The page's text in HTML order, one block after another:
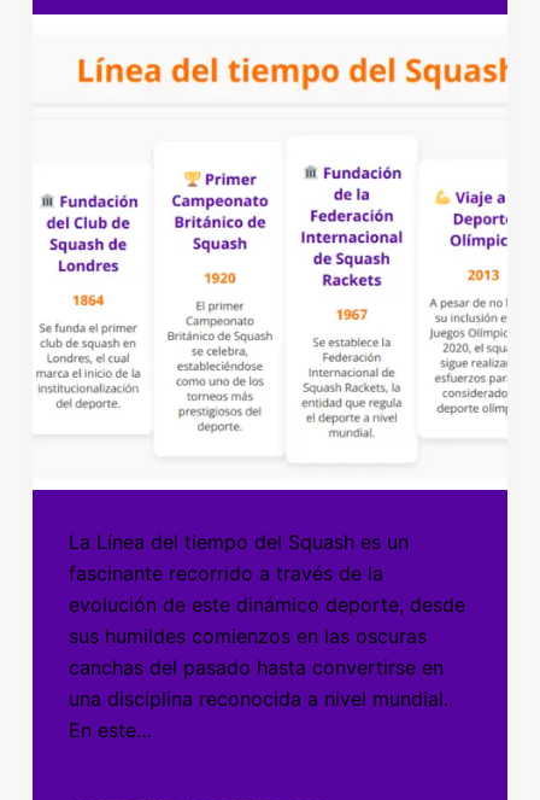
La Línea del tiempo del Squash es un
fascinante recorrido a través de la
evolución de este dinámico deporte, desde
sus humildes comienzos en las oscuras
canchas del pasado hasta convertirse en
una disciplina reconocida a nivel mundial.
En este…